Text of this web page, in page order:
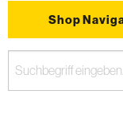
Shop